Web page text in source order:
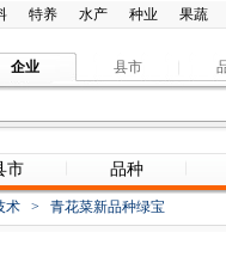
特养 水产 种业 果蔬
企业 县市
市 品种
术 > 青花菜新品种绿宝